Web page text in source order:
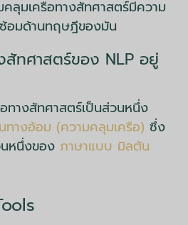
ลุมเครือทางสัทศาสตร์มีความ
อมด้านทฤษฎีของมัน
สัทศาสตร์ของ NLP อยู่
ทางสัทศาสตร์เป็นส่วนหนึ่ง
ทางอ้อม (ความคลุมเครือ) ซึ่ง
หนึ่งของ ภาษาแบบ มิลตัน